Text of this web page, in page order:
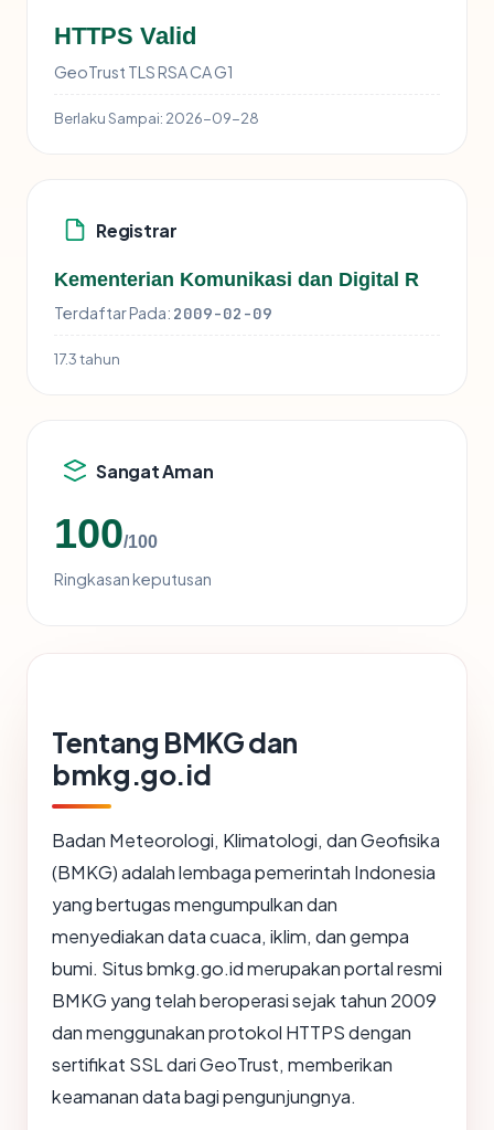
HTTPS Valid
GeoTrust TLS RSA CA G1
Berlaku Sampai: 2026-09-28
Registrar
Kementerian Komunikasi dan Digital R
Terdaftar Pada: 2009-02-09
17.3 tahun
Sangat Aman
100/100
Ringkasan keputusan
Tentang BMKG dan
bmkg.go.id
Badan Meteorologi, Klimatologi, dan Geofisika
(BMKG) adalah lembaga pemerintah Indonesia
yang bertugas mengumpulkan dan
menyediakan data cuaca, iklim, dan gempa
bumi. Situs bmkg.go.id merupakan portal resmi
BMKG yang telah beroperasi sejak tahun 2009
dan menggunakan protokol HTTPS dengan
sertifikat SSL dari GeoTrust, memberikan
keamanan data bagi pengunjungnya.